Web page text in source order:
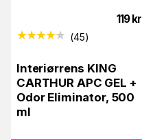
119 kr
(45)
Interiørrens KING
CARTHUR APC GEL +
Odor Eliminator, 500
ml